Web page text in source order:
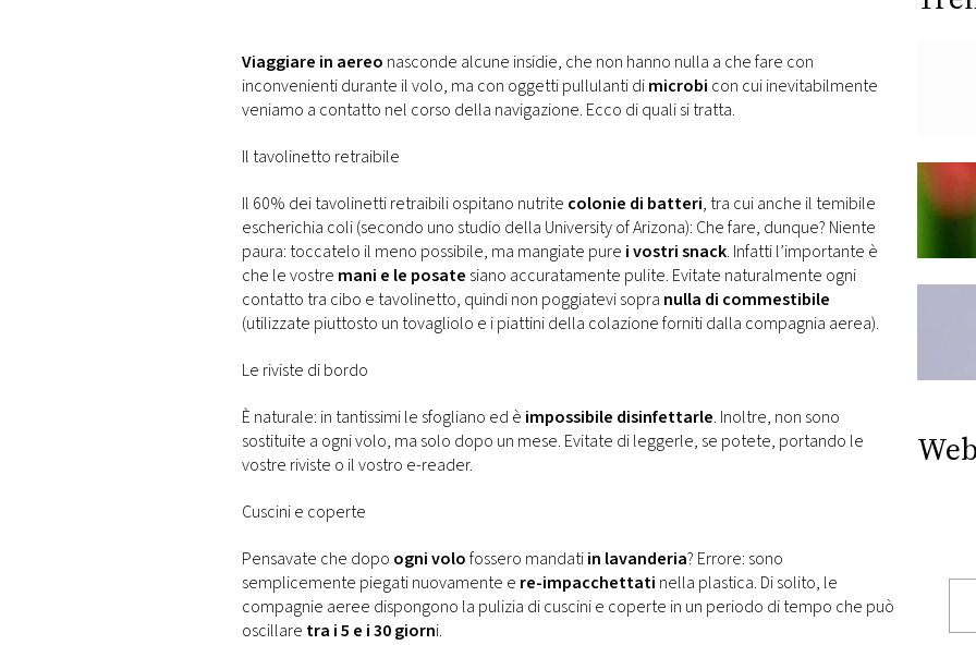
Viaggiare in aereo nasconde alcune insidie, che non hanno nulla a che fare con
inconvenienti durante il volo, ma con oggetti pullulanti dimicrobi con cui inevitabilmente
veniamo a contatto nel corso della navigazione. Ecco di quali si tratta.
Il tavolinetto retraibile
Il 60% dei tavolinetti retraibili ospitano nutrite colonie di batteri, tra cui anche il temibile
escherichia coli (secondo uno studio della University of Arizona): Che fare, dunque? Niente
paura: toccatelo il meno possibile, ma mangiate pure i vostri snack. Infatti l’importante è
che le vostre mani e le posate siano accuratamente pulite. Evitate naturalmente ogni
contatto tra cibo e tavolinetto, quindi non poggiatevi sopra nulla di commestibile
(utilizzate piuttosto un tovagliolo e i piattini della colazione forniti dalla compagnia aerea).
Le riviste di bordo
È naturale: in tantissimi le sfogliano ed è impossibile disinfettarle. Inoltre, non sono
sostituite a ogni volo, ma solo dopo un mese. Evitate di leggerle, se potete, portando le
vostre riviste o il vostro e-reader.
Cuscini e coperte
Pensavate che dopo ogni volofossero mandatiin lavanderia? Errore: sono
semplicemente piegati nuovamente e re-impacchettati nella plastica. Di solito, le
compagnie aeree dispongono la pulizia di cuscini e coperte in un periodo di tempo che può
oscillare tra i 5 e i 30 giorni.